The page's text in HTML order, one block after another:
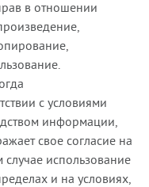
в отношении
с условиями
информации,
свое согласие на
использование
и на условиях,